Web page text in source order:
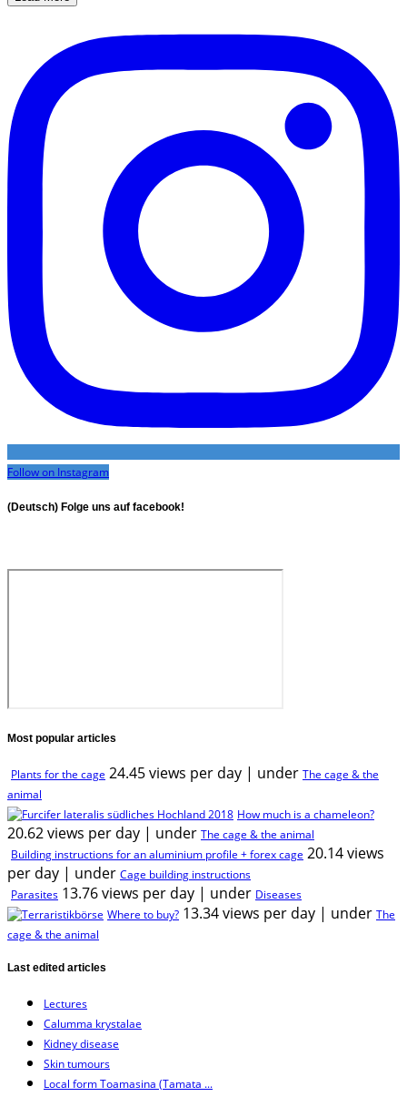
Follow on Instagram
(Deutsch) Folge uns auf facebook!
Most popular articles
Plants for the cage 24.45 views per day | under The cage & the
animal
How much is a chameleon?
20.62 views per day | under The cage & the animal
Building instructions for an aluminium profile + forex cage 20.14 views
per day | under Cage building instructions
Parasites 13.76 views per day | under Diseases
Where to buy? 13.34 views per day | under The
cage & the animal
Last edited articles
Lectures
Calumma krystalae
Kidney disease
Skin tumours
Local form Toamasina (Tamata ...